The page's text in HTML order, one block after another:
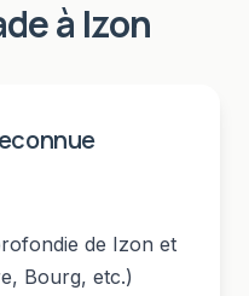
à Izon
de Izon et
Bourg, etc.)